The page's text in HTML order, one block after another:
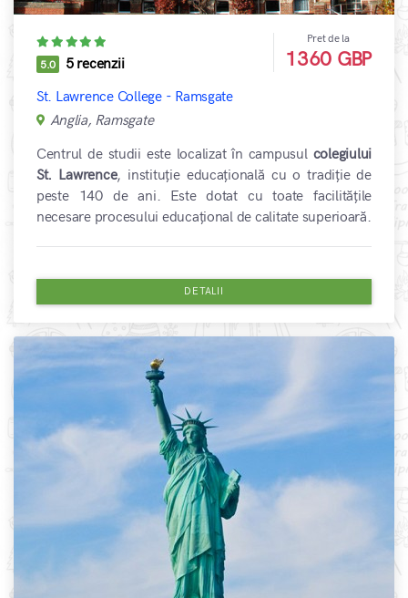
5.0
5 recenzii
St. Lawrence College - Ramsgate
Anglia, Ramsgate
Pret de la
1360 GBP
Centrul de studii este localizat în campusul colegiului
St. Lawrence, instituție educațională cu o tradiție de
peste 140 de ani. Este dotat cu toate facilitățile
necesare procesului educațional de calitate superioară.
DETALII